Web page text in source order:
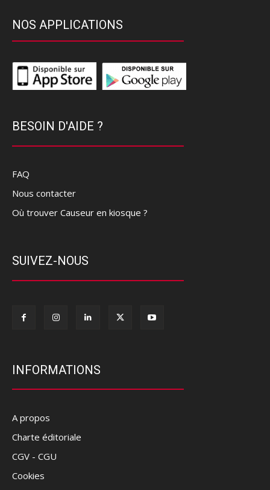
NOS APPLICATIONS
BESOIN D'AIDE ?
FAQ
Nous contacter
Où trouver Causeur en kiosque ?
SUIVEZ-NOUS
INFORMATIONS
A propos
Charte éditoriale
CGV - CGU
Cookies